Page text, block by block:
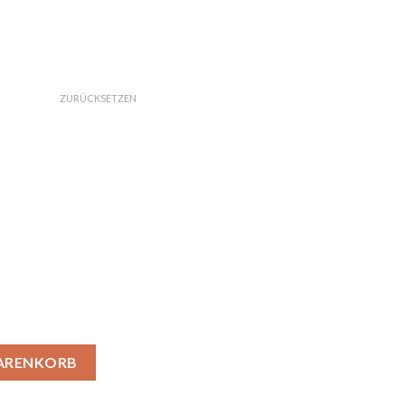
ZURÜCKSETZEN